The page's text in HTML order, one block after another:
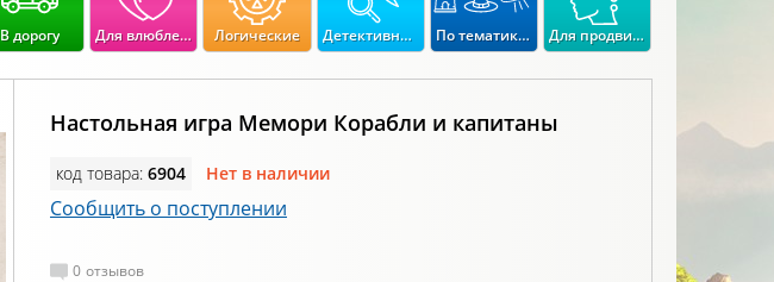
В дорогу Для влюбленных Логические Детективные По тематикам Для продвинутых
Настольная игра Мемори Корабли и капитаны
код товара: 6904 Нет в наличии
Сообщить о поступлении
0 отзывов